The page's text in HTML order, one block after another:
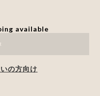
available
の方向け